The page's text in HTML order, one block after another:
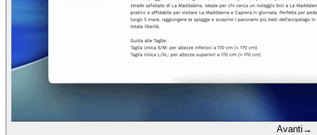
Avanti →